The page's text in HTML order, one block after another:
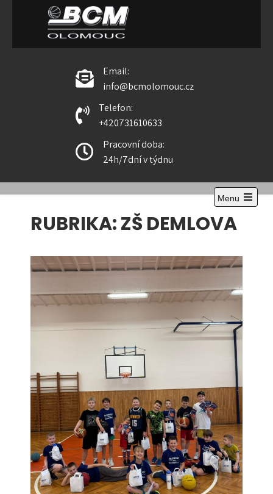
BCM Olomouc
Email:
info@bcmolomouc.cz
Telefon:
+420731610633
Pracovní doba:
24h/7dní v týdnu
Menu
Open
main
RUBRIKA:ZŠ DEMLOVA